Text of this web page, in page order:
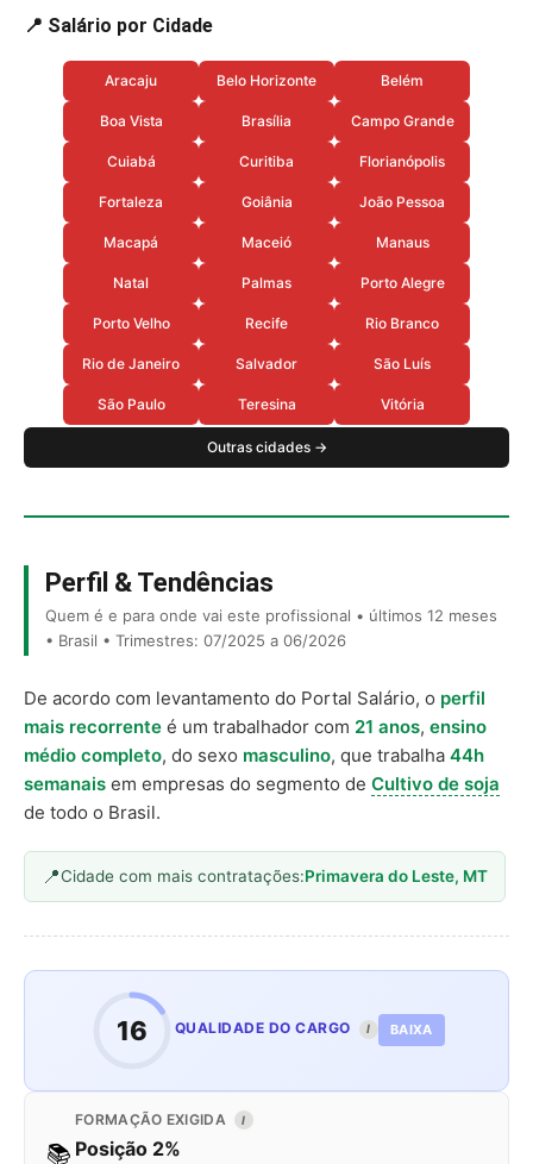
📍 Salário por Cidade
Aracaju Belo Horizonte Belém
Boa Vista Brasília Campo Grande
Cuiabá Curitiba Florianópolis
Fortaleza Goiânia João Pessoa
Macapá Maceió Manaus
Natal Palmas Porto Alegre
Porto Velho Recife Rio Branco
Rio de Janeiro Salvador São Luís
São Paulo Teresina Vitória
Outras cidades →
Perfil & Tendências
Quem é e para onde vai este profissional • últimos 12 meses
• Brasil • Trimestres: 07/2025 a 06/2026
De acordo com levantamento do Portal Salário, o perfil
mais recorrente é um trabalhador com 21 anos, ensino
médio completo, do sexo masculino, que trabalha 44h
semanais em empresas do segmento de Cultivo de soja
de todo o Brasil.
Cidade com mais contratações:Primavera do Leste, MT
16 QUALIDADE DO CARGO I BAIXA
📚
FORMAÇÃO EXIGIDA I
Posição 2%